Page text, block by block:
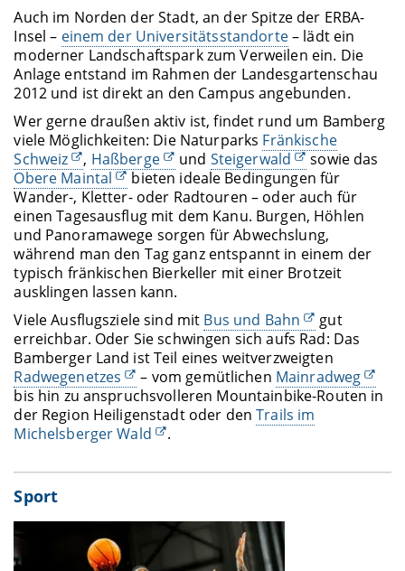
Auch im Norden der Stadt, an der Spitze der ERBA-
Insel – einem der Universitätsstandorte– lädt ein
moderner Landschaftspark zum Verweilen ein. Die
Anlage entstand im Rahmen der Landesgartenschau
2012 und ist direkt an den Campus angebunden.
Wer gerne draußen aktiv ist, findet rund um Bamberg
viele Möglichkeiten: Die Naturparks Fränkische
Schweiz
, Haßberge und Steigerwald
sowie das
Obere Maintal
bieten ideale Bedingungen für
Wander-, Kletter- oder Radtouren – oder auch für
einen Tagesausflug mit dem Kanu. Burgen, Höhlen
und Panoramawege sorgen für Abwechslung,
während man den Tag ganz entspannt in einem der
typisch fränkischen Bierkeller mit einer Brotzeit
ausklingen lassen kann.
Viele Ausflugsziele sind mit Bus und Bahn
gut
erreichbar. Oder Sie schwingen sich aufs Rad: Das
Bamberger Land ist Teil eines weitverzweigten
Radwegenetzes
– vom gemütlichen Mainradweg
bis hin zu anspruchsvolleren Mountainbike-Routen in
der Region Heiligenstadt oder denTrails im
Michelsberger Wald
.
Sport